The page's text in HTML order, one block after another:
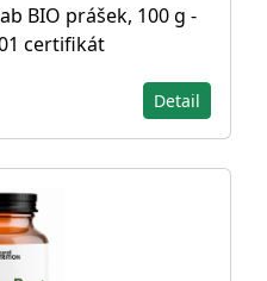
BIO prášek, 100 g -
certifikát
Detail